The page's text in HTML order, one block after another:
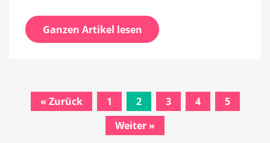
Ganzen Artikel lesen
« Zurück 1 2 3 4
5
Weiter »